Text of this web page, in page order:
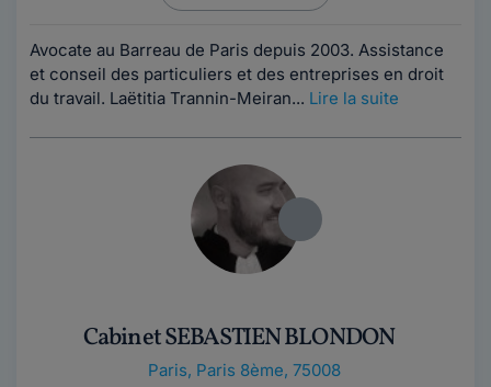
Avocate au Barreau de Paris depuis 2003. Assistance
et conseil des particuliers et des entreprises en droit
du travail. Laëtitia Trannin-Meiran... Lire la suite
Cabinet SEBASTIEN BLONDON
Paris, Paris 8ème, 75008